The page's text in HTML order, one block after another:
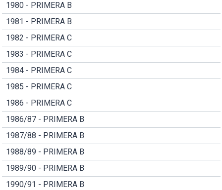
1980 - PRIMERA B
1981 - PRIMERA B
1982 - PRIMERA C
1983 - PRIMERA C
1984 - PRIMERA C
1985 - PRIMERA C
1986 - PRIMERA C
1986/87 - PRIMERA B
1987/88 - PRIMERA B
1988/89 - PRIMERA B
1989/90 - PRIMERA B
1990/91 - PRIMERA B